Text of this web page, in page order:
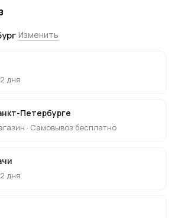
Изменить
дня
Петербурге
· Самовывоз бесплатно
дня